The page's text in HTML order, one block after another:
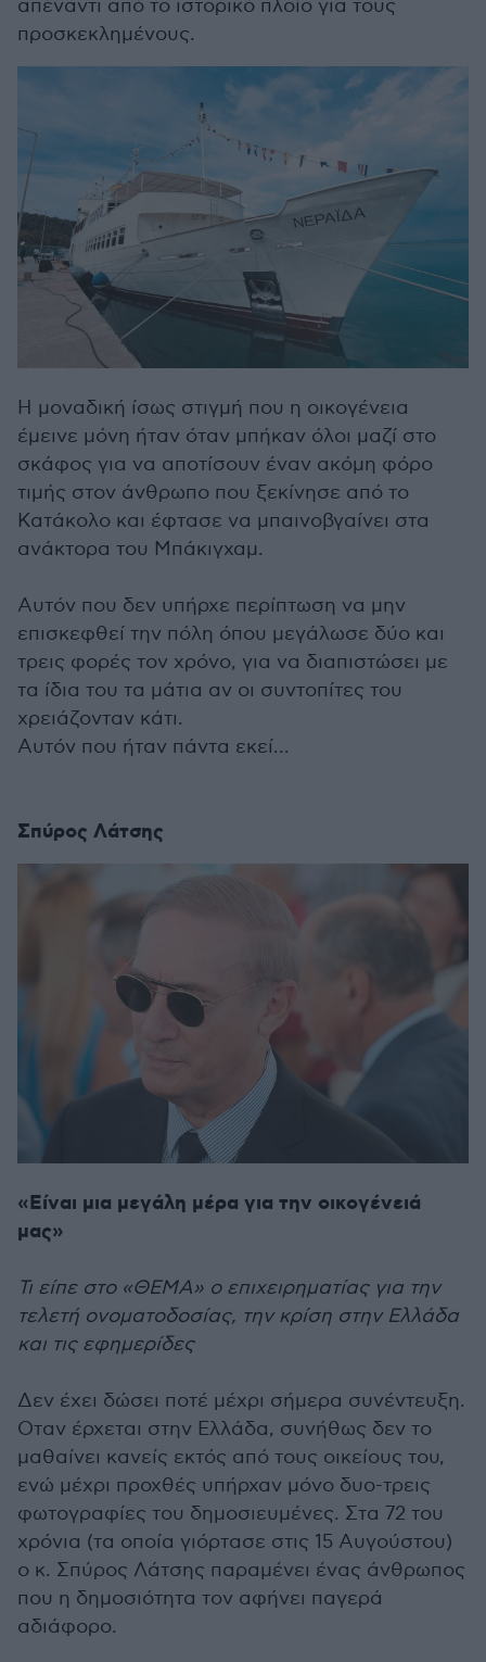
απέναντι από το ιστορικό πλοίο για τους
προσκεκλημένους.
Η μοναδική ίσως στιγμή που η οικογένεια
έμεινε μόνη ήταν όταν μπήκαν όλοι μαζί στο
σκάφος για να αποτίσουν έναν ακόμη φόρο
τιμής στον άνθρωπο που ξεκίνησε από το
Κατάκολο και έφτασε να μπαινοβγαίνει στα
ανάκτορα του Μπάκιγχαμ.
Αυτόν που δεν υπήρχε περίπτωση να μην
επισκεφθεί την πόλη όπου μεγάλωσε δύο και
τρεις φορές τον χρόνο, για να διαπιστώσει με
τα ίδια του τα μάτια αν οι συντοπίτες του
χρειάζονταν κάτι.
Αυτόν που ήταν πάντα εκεί...
Σπύρος Λάτσης
«Είναι μια μεγάλη μέρα για την οικογένειά
μας»
Τι είπε στο «ΘΕΜΑ» ο επιχειρηματίας για την
τελετή ονοματοδοσίας, την κρίση στην Ελλάδα
και τις εφημερίδες
Δεν έχει δώσει ποτέ μέχρι σήμερα συνέντευξη.
Οταν έρχεται στην Ελλάδα, συνήθως δεν το
μαθαίνει κανείς εκτός από τους οικείους του,
ενώ μέχρι προχθές υπήρχαν μόνο δυο-τρεις
φωτογραφίες του δημοσιευμένες. Στα 72 του
χρόνια (τα οποία γιόρτασε στις 15 Αυγούστου)
ο κ. Σπύρος Λάτσης παραμένει ένας άνθρωπος
που η δημοσιότητα τον αφήνει παγερά
αδιάφορο.